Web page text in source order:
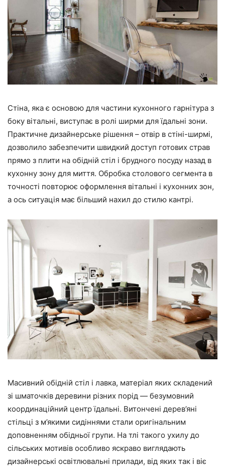
Стіна, яка є основою для частини кухонного гарнітура з
боку вітальні, виступає в ролі ширми для їдальні зони.
Практичне дизайнерське рішення – отвір в стіні-ширмі,
дозволило забезпечити швидкий доступ готових страв
прямо з плити на обідній стіл і брудного посуду назад в
кухонну зону для миття. Обробка столового сегмента в
точності повторює оформлення вітальні і кухонних зон,
а ось ситуація має більший нахил до стилю кантрі.
Масивний обідній стіл і лавка, матеріал яких складений
зі шматочків деревини різних порід — безумовний
координаційний центр їдальні. Витончені дерев’яні
стільці з м’якими сидіннями стали оригінальним
доповненням обідньої групи. На тлі такого ухилу до
сільських мотивів особливо яскраво виглядають
дизайнерські освітлювальні прилади, від яких так і віє